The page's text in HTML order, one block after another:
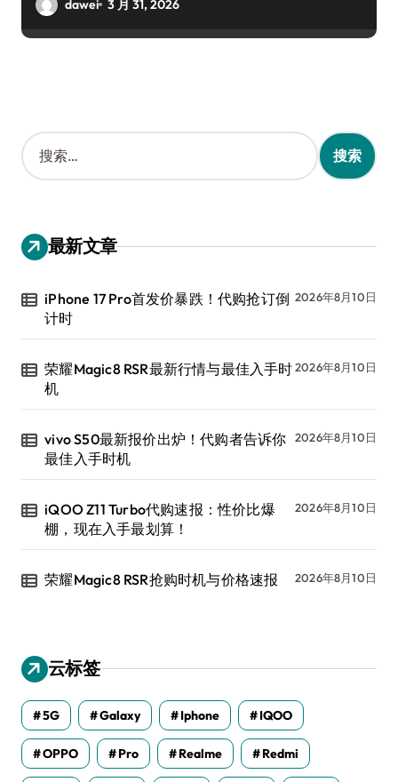
dawei 3 月 31, 2026
搜
索
：
最新文章
iPhone 17 Pro首发价暴跌！代购抢订倒
计时
2026年8月10日
荣耀Magic8 RSR最新行情与最佳入手时
机
2026年8月10日
vivo S50最新报价出炉！代购者告诉你
最佳入手时机
2026年8月10日
iQOO Z11 Turbo代购速报：性价比爆
棚，现在入手最划算！
2026年8月10日
荣耀Magic8 RSR抢购时机与价格速报 2026年8月10日
云标签
5G Galaxy Iphone IQOO
OPPO Pro Realme Redmi